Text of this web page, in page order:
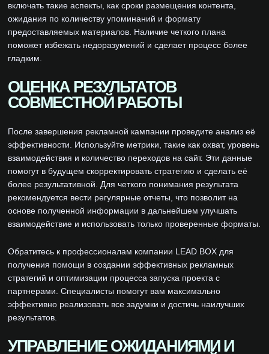
включать такие аспекты, как сроки размещения контента,
ожидания по количеству упоминаний и формату
предоставляемых материалов. Наличие четкого плана
поможет избежать недоразумений и сделает процесс более
гладким.
ОЦЕНКА РЕЗУЛЬТАТОВ
СОВМЕСТНОЙ РАБОТЫ
После завершения рекламной кампании проведите анализ её
эффективности. Используйте метрики, такие как охват, уровень
взаимодействия и количество переходов на сайт. Эти данные
помогут в будущем скорректировать стратегию и сделать её
более результативной. Для четкого понимания результата
рекомендуется вести регулярные отчеты, что позволит на
основе полученной информации в дальнейшем улучшать
взаимодействие и использовать только проверенные форматы.
Обратитесь к профессионалам компании LEAD BOX для
получения помощи в создании эффективных рекламных
стратегий и оптимизации процесса запуска проекта с
партнерами. Специалисты помогут вам максимально
эффективно реализовать все задумки и достичь наилучших
результатов.
УПРАВЛЕНИЕ ОЖИДАНИЯМИ И